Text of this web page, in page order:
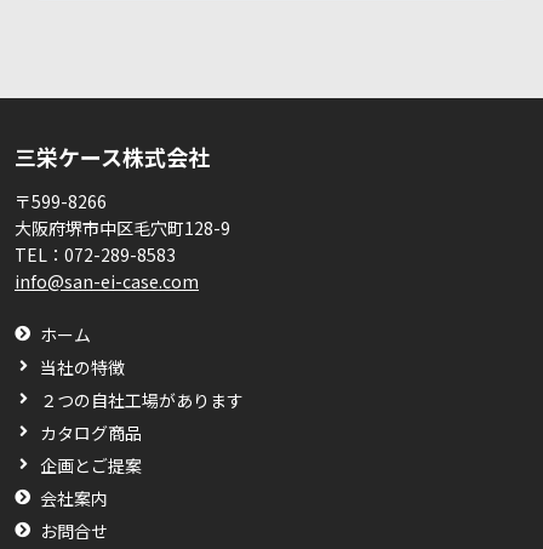
三栄ケース株式会社
〒599-8266
大阪府堺市中区毛穴町128-9
TEL： 072-289-8583
info@san-ei-case.com
ホーム
当社の特徴
２つの自社工場があります
カタログ商品
企画とご提案
会社案内
お問合せ